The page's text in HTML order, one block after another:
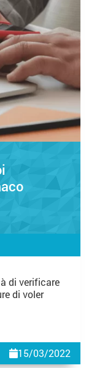
di verificare
di voler
15/03/2022